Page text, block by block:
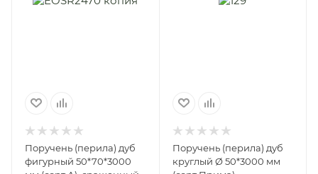
Поручень (перила) дуб
фигурный 50*70*3000
Поручень (перила) дуб
круглый Ø 50*3000 мм